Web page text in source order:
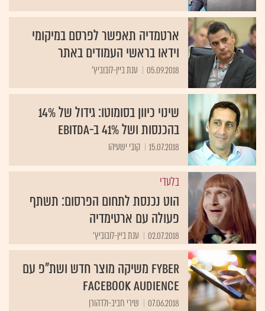
ארטמדיה תאפשר לפרסם במיקומי
וידאו בראשי העמודים באתר
05.09.2018 ענת ביין-לובוביץ'
שינוי כיוון בסומוטו: גידול של 14%
בהכנסות ושל 41% ב-EBITDA
15.07.2018 קובי ישעיהו
בלעדי
הוט נכנסת לתחום הפרסום: תשתף
פעולה עם ארטימדיה
02.07.2018 ענת ביין-לובוביץ'
Fyber משיקה מוצר חדש ושת"פ עם
Facebook audience
07.06.2018 שירי חביב-ולדהורן